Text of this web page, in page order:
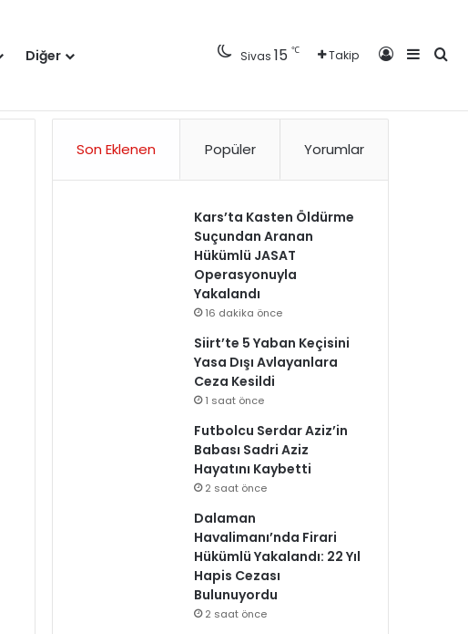
Diğer Sivas 15 ℃ Takip Kayıt Ol
Kenar
Son Eklenen Popüler Yorumlar
Kars’ta Kasten Öldürme
Suçundan Aranan
Hükümlü JASAT
Operasyonuyla
Yakalandı
16 dakika önce
Siirt’te 5 Yaban Keçisini
Yasa Dışı Avlayanlara
Ceza Kesildi
1 saat önce
Futbolcu Serdar Aziz’in
Babası Sadri Aziz
Hayatını Kaybetti
2 saat önce
Dalaman
Havalimanı’nda Firari
Hükümlü Yakalandı: 22 Yıl
Hapis Cezası
Bulunuyordu
2 saat önce